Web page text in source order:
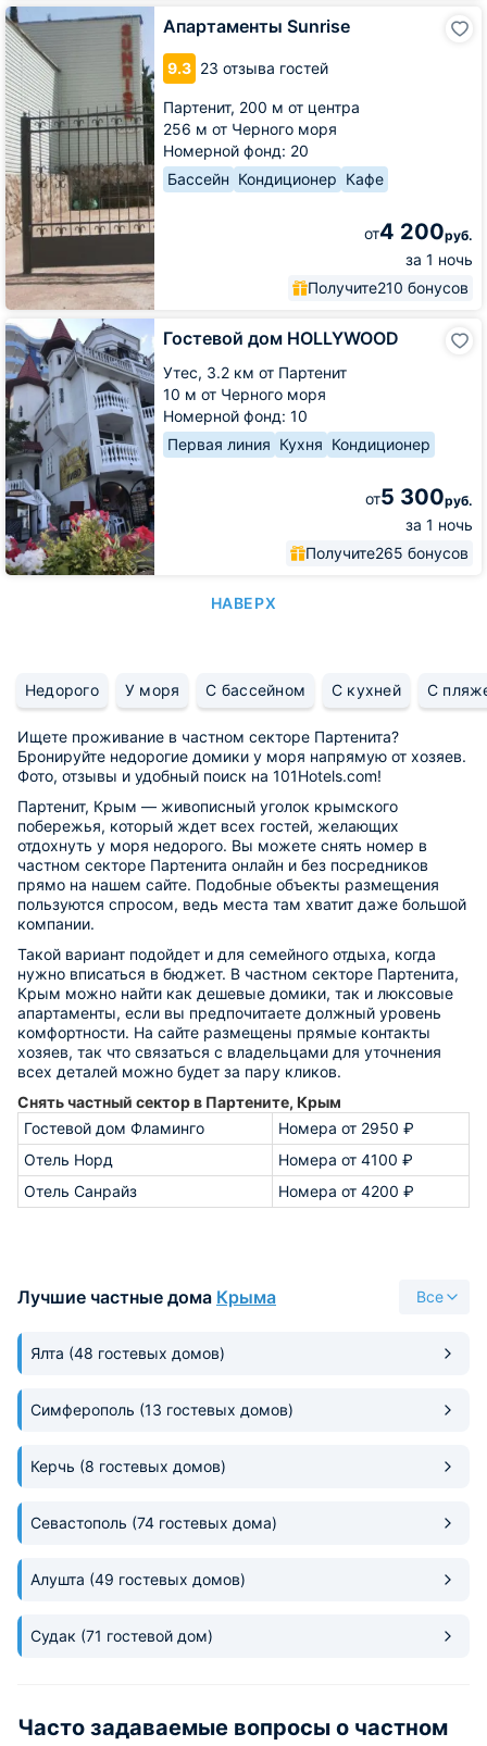
Апартаменты Sunrise
9.3 23 отзыва гостей
Партенит, 200 м от центра
256 м от Черного моря
Номерной фонд: 20
Бассейн Кондиционер Кафе
от4 200руб.
за 1 ночь
Получите210 бонусов
Апартаменты
Sunrise
Гостевой дом HOLLYWOOD
Утес, 3.2 км от Партенит
10 м от Черного моря
Номерной фонд: 10
Первая линия Кухня Кондиционер
от5 300руб.
за 1 ночь
Получите265 бонусов
Гостевой
дом
HOLLYWOOD
НАВЕРХ
Недорого У моря С бассейном С кухней С
Ищете проживание в частном секторе Партенита?
Бронируйте недорогие домики у моря напрямую от хозяев.
Фото, отзывы и удобный поиск на 101Hotels.com!
Партенит, Крым — живописный уголок крымского
побережья, который ждет всех гостей, желающих
отдохнуть у моря недорого. Вы можете снять номер в
частном секторе Партенита онлайн и без посредников
прямо на нашем сайте. Подобные объекты размещения
пользуются спросом, ведь места там хватит даже большой
компании.
Такой вариант подойдет и для семейного отдыха, когда
нужно вписаться в бюджет. В частном секторе Партенита,
Крым можно найти как дешевые домики, так и люксовые
апартаменты, если вы предпочитаете должный уровень
комфортности. На сайте размещены прямые контакты
хозяев, так что связаться с владельцами для уточнения
всех деталей можно будет за пару кликов.
Снять частный сектор в Партените, Крым
Гостевой дом Фламинго
Номера от 2950 ₽
Отель Норд
Номера от 4100 ₽
Отель Санрайз
Номера от 4200 ₽
Лучшие частные дома Крыма Все
Ялта (48 гостевых домов)
Симферополь (13 гостевых домов)
Керчь (8 гостевых домов)
Севастополь (74 гостевых дома)
Алушта (49 гостевых домов)
Судак (71 гостевой дом)
Часто задаваемые вопросы о частном